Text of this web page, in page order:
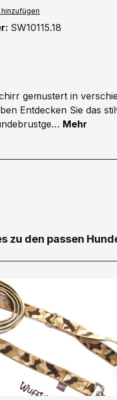
SW10115.18
gemustert in
Entdecken Sie das
Mehr
überspringen
zu den passen